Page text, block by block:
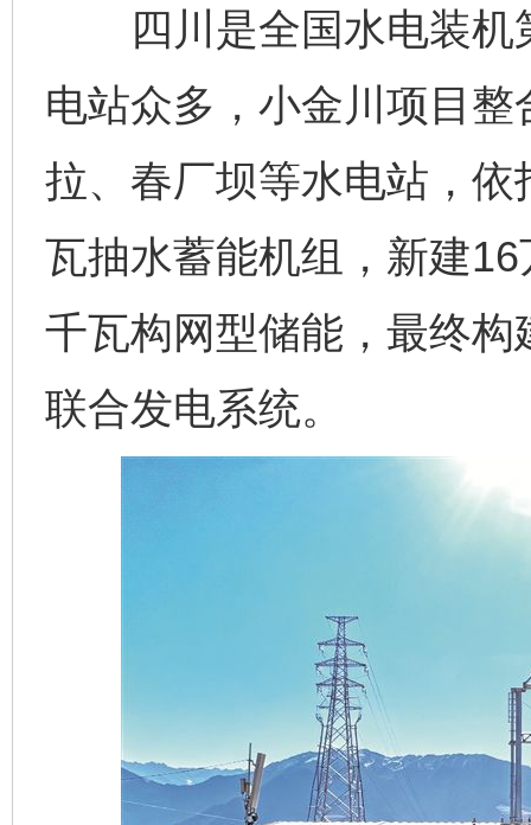
四川是全国水电装机
电站众多，小金川项目
拉、春厂坝等水电站，
瓦抽水蓄能机组，新建
千瓦构网型储能，最终
联合发电系统。